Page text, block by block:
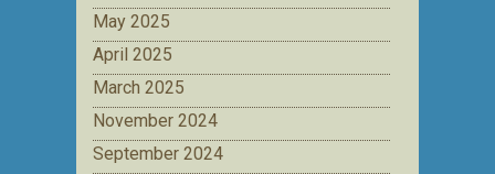
May 2025
April 2025
March 2025
November 2024
September 2024